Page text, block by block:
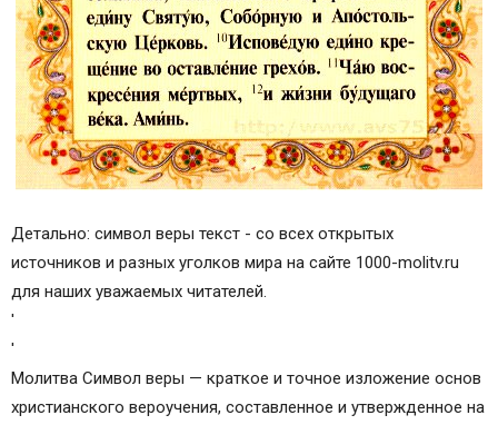
Детально: символ веры текст - со всех открытых
источников и разных уголков мира на сайте 1000-molitv.ru
для наших уважаемых читателей.
'
'
Молитва Символ веры — краткое и точное изложение основ
христианского вероучения, составленное и утвержденное на